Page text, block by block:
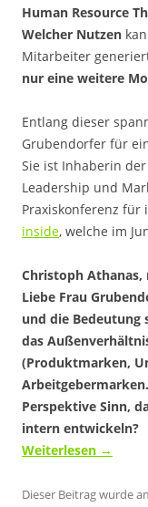
Human Resource
Welcher Nutzen
Mitarbeiter
nur eine weitere
Entlang dieser
Grubendorfer für
Sie ist Inhaberin
Leadership und
Praxiskonferenz
inside, welche im
Christoph Athanas,
Liebe Frau
und die Bedeutung
das
(Produktmarken,
Perspektive Sinn,
intern entwickeln?
Weiterlesen →
Dieser Beitrag wurde